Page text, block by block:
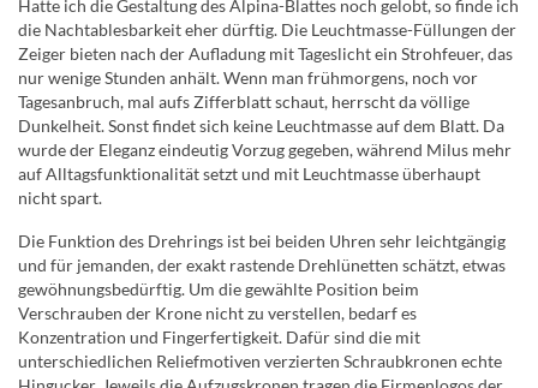
Hatte ich die Gestaltung des Alpina-Blattes noch gelobt, so finde ich
die Nachtablesbarkeit eher dürftig. Die Leuchtmasse-Füllungen der
Zeiger bieten nach der Aufladung mit Tageslicht ein Strohfeuer, das
nur wenige Stunden anhält. Wenn man frühmorgens, noch vor
Tagesanbruch, mal aufs Zifferblatt schaut, herrscht da völlige
Dunkelheit. Sonst findet sich keine Leuchtmasse auf dem Blatt. Da
wurde der Eleganz eindeutig Vorzug gegeben, während Milus mehr
auf Alltagsfunktionalität setzt und mit Leuchtmasse überhaupt
nicht spart.
Die Funktion des Drehrings ist bei beiden Uhren sehr leichtgängig
und für jemanden, der exakt rastende Drehlünetten schätzt, etwas
gewöhnungsbedürftig. Um die gewählte Position beim
Verschrauben der Krone nicht zu verstellen, bedarf es
Konzentration und Fingerfertigkeit. Dafür sind die mit
unterschiedlichen Reliefmotiven verzierten Schraubkronen echte